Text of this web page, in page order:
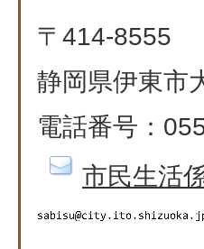
〒414-8555
静岡県伊東市
電話番号：
市民生活